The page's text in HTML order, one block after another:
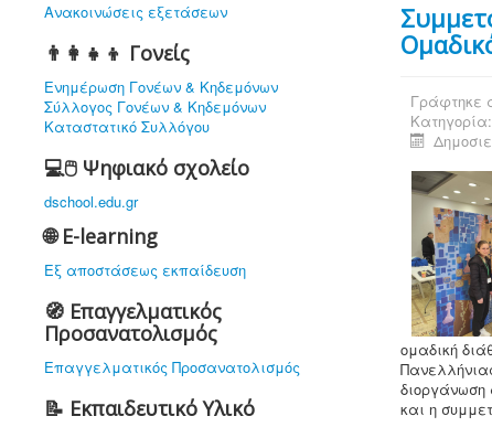
Ανακοινώσεις εξετάσεων
👨‍👩‍👧‍👦 Γονείς
Ενημέρωση Γονέων & Κηδεμόνων
Σύλλογος Γονέων & Κηδεμόνων
Καταστατικό Συλλόγου
💻🖱️ Ψηφιακό σχολείο
dschool.edu.gr
🌐 E-learning
Εξ αποστάσεως εκπαίδευση
🧭 Επαγγελματικός
Προσανατολισμός
Επαγγελματικός Προσανατολισμός
📝 Εκπαιδευτικό Υλικό
Γράφτηκε
Κατηγορία:
ομαδική
διοργάνωση
και η